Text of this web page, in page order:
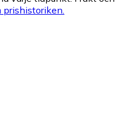
prishistoriken.